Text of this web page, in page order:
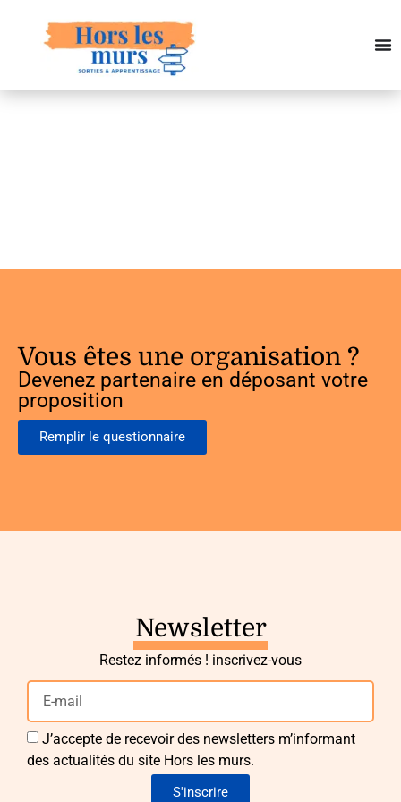
Vous êtes une organisation ?
Devenez partenaire en déposant votre
proposition
Remplir le questionnaire
Newsletter
Restez informés ! inscrivez-vous
J’accepte de recevoir des newsletters m’informant
des actualités du site Hors les murs.
S'inscrire